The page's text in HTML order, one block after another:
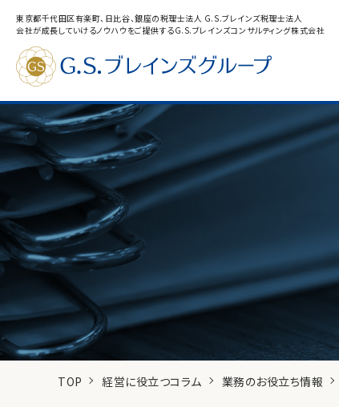
東京都千代田区有楽町、日比谷、銀座の税理士法人 G.S.ブレインズ税理士法人
会社が成長していけるノウハウをご提供するG.S.ブレインズコンサルティング株式会社
TOP 経営に役立つコラム 業務のお役立ち情報